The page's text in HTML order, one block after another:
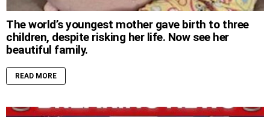
The world’s youngest mother gave birth to three
children, despite risking her life. Now see her
beautiful family.
READ MORE